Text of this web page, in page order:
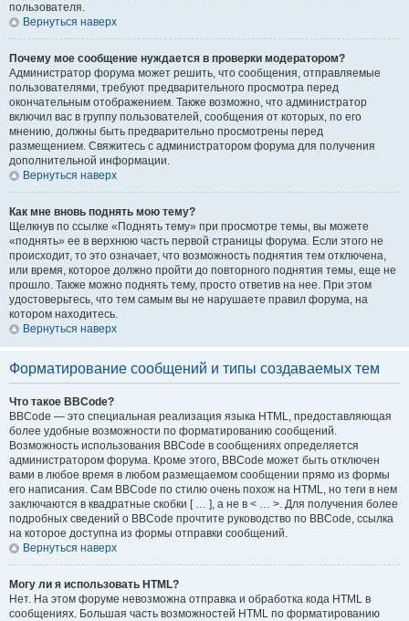
пользователя.
Вернуться наверх
Почему мое сообщение нуждается в проверки модератором?
Администратор форума может решить, что сообщения, отправляемые
пользователями, требуют предварительного просмотра перед
окончательным отображением. Также возможно, что администратор
включил вас в группу пользователей, сообщения от которых, по его
мнению, должны быть предварительно просмотрены перед
размещением. Свяжитесь с администратором форума для получения
дополнительной информации.
Вернуться наверх
Как мне вновь поднять мою тему?
Щелкнув по ссылке «Поднять тему» при просмотре темы, вы можете
«поднять» ее в верхнюю часть первой страницы форума. Если этого не
происходит, то это означает, что возможность поднятия тем отключена,
или время, которое должно пройти до повторного поднятия темы, еще не
прошло. Также можно поднять тему, просто ответив на нее. При этом
удостоверьтесь, что тем самым вы не нарушаете правил форума, на
котором находитесь.
Вернуться наверх
Форматирование сообщений и типы создаваемых тем
Что такое BBCode?
BBCode — это специальная реализация языка HTML, предоставляющая
более удобные возможности по форматированию сообщений.
Возможность использования BBCode в сообщениях определяется
администратором форума. Кроме этого, BBCode может быть отключен
вами в любое время в любом размещаемом сообщении прямо из формы
его написания. Сам BBCode по стилю очень похож на HTML, но теги в нем
заключаются в квадратные скобки [ … ], а не в < … >. Для получения более
подробных сведений о BBCode прочтите руководство по BBCode, ссылка
на которое доступна из формы отправки сообщений.
Вернуться наверх
Могу ли я использовать HTML?
Нет. На этом форуме невозможна отправка и обработка кода HTML в
сообщениях. Большая часть возможностей HTML по форматированию